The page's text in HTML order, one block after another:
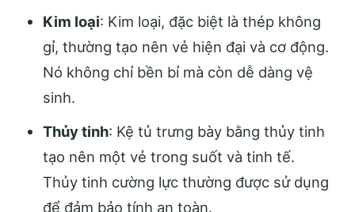
Kim loại: Kim loại, đặc biệt là thép không
gỉ, thường tạo nên vẻ hiện đại và cơ động.
Nó không chỉ bền bỉ mà còn dễ dàng vệ
sinh.
Thủy tinh: Kệ tủ trưng bày bằng thủy tinh
tạo nên một vẻ trong suốt và tinh tế.
Thủy tinh cường lực thường được sử dụng
để đảm bảo tính an toàn.